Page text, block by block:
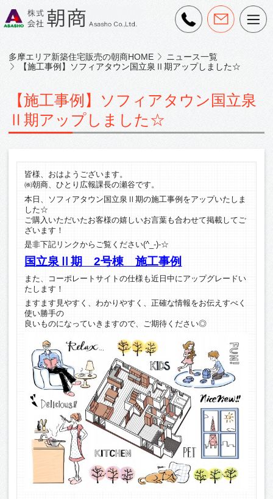
多摩エリア新築住宅販売の朝商HOME
ニュース一覧
【施工事例】ソフィアタウン国立泉Ⅱ期アップしました☆
【施工事例】ソフィアタウン国立泉
Ⅱ期アップしました☆
皆様、おはようございます。
㈱朝商、ひとり広報課長の瀬谷です。
本日、ソフィアタウン国立泉Ⅱ期の施工事例をアップいたしま
した☆
ご購入いただいたお客様の嬉しいお言葉も合わせて掲載してご
ざいます！
是非下記リンクからご覧ください(^_-)-☆
国立泉Ⅱ期 2号棟 施工事例
また、コーポレートサイトの仕様も近日中にアップグレードい
たします！
ますます見やすく、わかりやすく、正確な情報をお伝えすべく
使い勝手の
良いものになっていきますので、ご期待ください◎